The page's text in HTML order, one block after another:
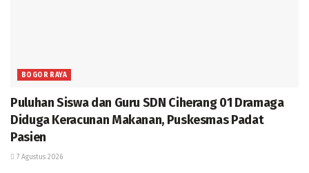
BOGOR RAYA
Puluhan Siswa dan Guru SDN Ciherang 01 Dramaga
Diduga Keracunan Makanan, Puskesmas Padat
Pasien
7 Agustus 2026